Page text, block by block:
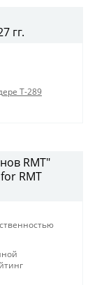
гг.
Т-289
RMT"
RMT